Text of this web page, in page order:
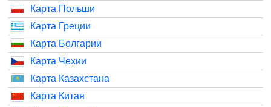
Карта Польши
Карта Греции
Карта Болгарии
Карта Чехии
Карта Казахстана
Карта Китая